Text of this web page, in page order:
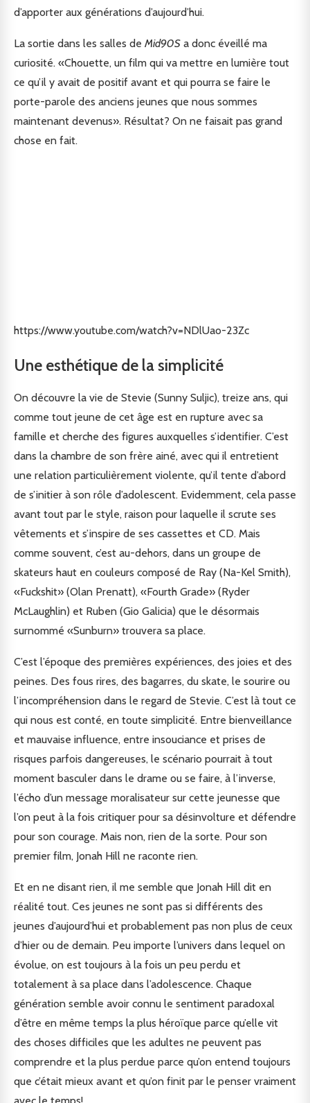
d’apporter aux générations d’aujourd’hui.
La sortie dans les salles de Mid90S a donc éveillé ma
curiosité. «Chouette, un film qui va mettre en lumière tout
ce qu’il y avait de positif avant et qui pourra se faire le
porte-parole des anciens jeunes que nous sommes
maintenant devenus». Résultat? On ne faisait pas grand
chose en fait.
https://www.youtube.com/watch?v=NDlUao-23Zc
Une esthétique de la simplicité
On découvre la vie de Stevie (Sunny Suljic), treize ans, qui
comme tout jeune de cet âge est en rupture avec sa
famille et cherche des figures auxquelles s’identifier. C’est
dans la chambre de son frère ainé, avec qui il entretient
une relation particulièrement violente, qu’il tente d’abord
de s’initier à son rôle d’adolescent. Evidemment, cela passe
avant tout par le style, raison pour laquelle il scrute ses
vêtements et s’inspire de ses cassettes et CD. Mais
comme souvent, c’est au-dehors, dans un groupe de
skateurs haut en couleurs composé de Ray (Na-Kel Smith),
«Fuckshit» (Olan Prenatt), «Fourth Grade» (Ryder
McLaughlin) et Ruben (Gio Galicia) que le désormais
surnommé «Sunburn» trouvera sa place.
C’est l’époque des premières expériences, des joies et des
peines. Des fous rires, des bagarres, du skate, le sourire ou
l’incompréhension dans le regard de Stevie. C’est là tout ce
qui nous est conté, en toute simplicité. Entre bienveillance
et mauvaise influence, entre insouciance et prises de
risques parfois dangereuses, le scénario pourrait à tout
moment basculer dans le drame ou se faire, à l’inverse,
l’écho d’un message moralisateur sur cette jeunesse que
l’on peut à la fois critiquer pour sa désinvolture et défendre
pour son courage. Mais non, rien de la sorte. Pour son
premier film, Jonah Hill ne raconte rien.
Et en ne disant rien, il me semble que Jonah Hill dit en
réalité tout. Ces jeunes ne sont pas si différents des
jeunes d’aujourd’hui et probablement pas non plus de ceux
d’hier ou de demain. Peu importe l’univers dans lequel on
évolue, on est toujours à la fois un peu perdu et
totalement à sa place dans l’adolescence. Chaque
génération semble avoir connu le sentiment paradoxal
d’être en même temps la plus héroïque parce qu’elle vit
des choses difficiles que les adultes ne peuvent pas
comprendre et la plus perdue parce qu’on entend toujours
que c’était mieux avant et qu’on finit par le penser vraiment